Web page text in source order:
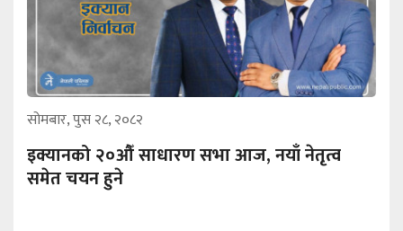
सोमबार, पुस २८, २०८२
इक्यानको २०औँ साधारण सभा आज, नयाँ नेतृत्व
समेत चयन हुने